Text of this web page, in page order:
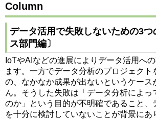
Column
データ活用で失敗しないための3つ
ス部門編〕
IoTやAIなどの進展によりデータ活用へ
ます。一方でデータ分析のプロジェクト
の、なかなか成果が出ないというケース
ん。そうした失敗は「データ分析によっ
のか」という目的が不明確であること、
を十分に検討していないことが背景にあ